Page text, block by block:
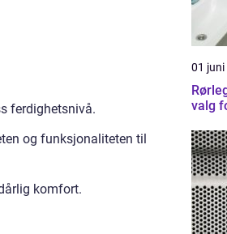
ferdighetsnivå.
og funksjonaliteten til
komfort.
01
valg